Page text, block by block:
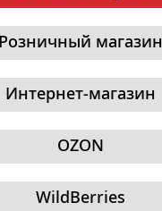
Розничный магазин
Интернет-магазин
OZON
WildBerries